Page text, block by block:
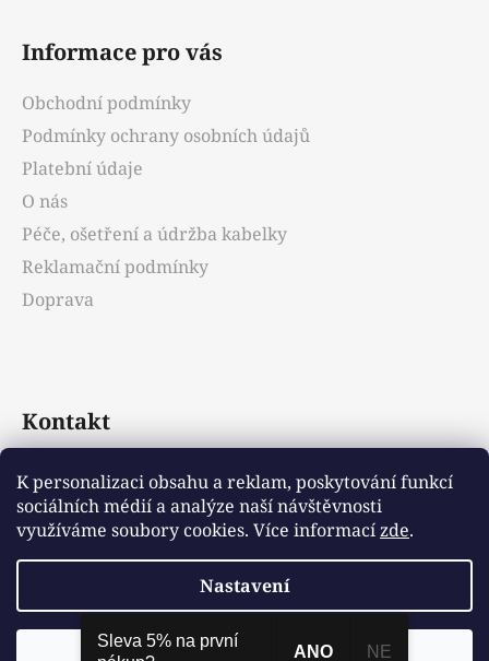
K personalizaci obsahu a reklam, poskytování funkcí
sociálních médií a analýze naší návštěvnosti
využíváme soubory cookies. Více informacízde.
Nastavení
Odmítnout Souhlasím
Informace pro vás
Obchodní podmínky
Podmínky ochrany osobních údajů
Platební údaje
O nás
Péče, ošetření a údržba kabelky
Reklamační podmínky
Doprava
Kontakt
info@emotys.cz
+421903231812
Vytvořil Shoptet
Sleva 5% na první
ANO NE